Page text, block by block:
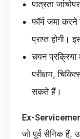
पात्रता
फॉर्म जमा
प्राप्त होगी।
चयन प्रक्रिया
परीक्षण,
सकते हैं।
Ex-Servicemen
जो पूर्व सैनिक